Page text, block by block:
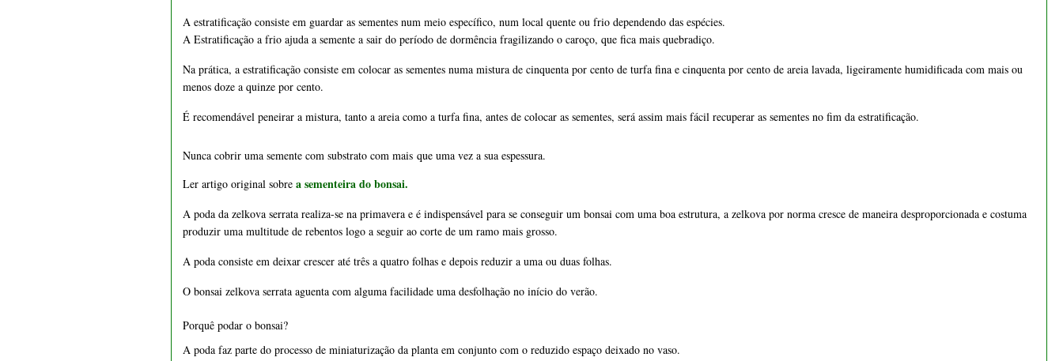
A estratificação consiste em guardar as sementes num meio específico, num local quente ou frio dependendo das espécies.
A Estratificação a frio ajuda a semente a sair do período de dormência fragilizando o caroço, que fica mais quebradiço.
Na prática, a estratificação consiste em colocar as sementes numa mistura de cinquenta por cento de turfa fina e cinquenta por cento de areia lavada, ligeiramente humidificada com mais ou
menos doze a quinze por cento.
É recomendável peneirar a mistura, tanto a areia como a turfa fina, antes de colocar as sementes, será assim mais fácil recuperar as sementes no fim da estratificação.
Nunca cobrir uma semente com substrato com mais que uma vez a sua espessura.
Ler artigo original sobre a sementeira do bonsai.
A poda da zelkova serrata realiza-se na primavera e é indispensável para se conseguir um bonsai com uma boa estrutura, a zelkova por norma cresce de maneira desproporcionada e costuma
produzir uma multitude de rebentos logo a seguir ao corte de um ramo mais grosso.
A poda consiste em deixar crescer até três a quatro folhas e depois reduzir a uma ou duas folhas.
O bonsai zelkova serrata aguenta com alguma facilidade uma desfolhação no início do verão.
Porquê podar o bonsai?
A poda faz parte do processo de miniaturização da planta em conjunto com o reduzido espaço deixado no vaso.